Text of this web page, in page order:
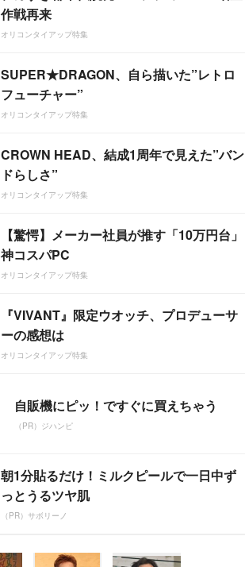
作戦再来
オリコンタイアップ特集
SUPER★DRAGON、自ら描いた”レトロ
フューチャー”
オリコンタイアップ特集
CROWN HEAD、結成1周年で見えた”バン
ドらしさ”
オリコンタイアップ特集
【驚愕】メーカー社員が推す「10万円台」
神コスパPC
オリコンタイアップ特集
『VIVANT』限定ウオッチ、プロデューサ
ーの感想は
オリコンタイアップ特集
自販機にピッ！ですぐに買えちゃう
（PR）ジハンピ
朝1分貼るだけ！ミルクピールで一日中ず
っとうるツヤ肌
（PR）サボリーノ